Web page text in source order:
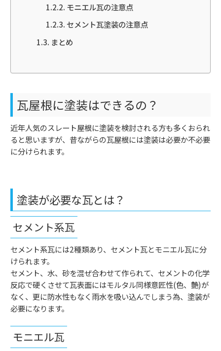
モニエル瓦の注意点
セメント瓦塗装の注意点
まとめ
瓦屋根に塗装はできるの？
近年人気のスレート屋根に塗装を検討される方も多くおられ
ると思いますが、昔ながらの瓦屋根には塗装は必要か不必要
に分けられます。
塗装が必要な瓦とは？
セメント系瓦
セメント系瓦には2種類あり、セメント瓦とモニエル瓦に分
けられます。
セメント、水、砂を混ぜ合わせて作られて、セメントの化学
反応で硬くさせて瓦表面にはモルタル同様意匠性(色、艶)が
なく、更に防水性もなく雨水を吸い込んでしまう為、塗装が
必要になります。
モニエル瓦